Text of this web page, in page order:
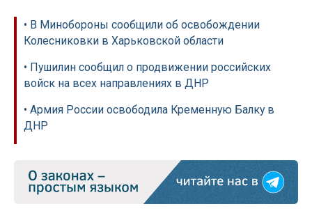
• В Минобороны сообщили об освобождении
Колесниковки в Харьковской области
• Пушилин сообщил о продвижении российских
войск на всех направлениях в ДНР
• Армия России освободила Кременную Балку в
ДНР